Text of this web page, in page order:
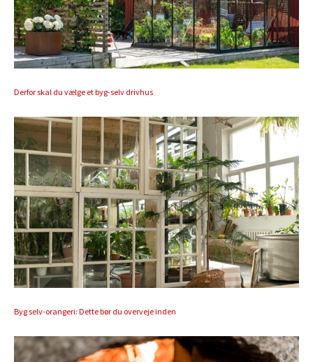
Derfor skal du vælge et byg-selv drivhus
Byg selv-orangeri: Dette bør du overveje inden